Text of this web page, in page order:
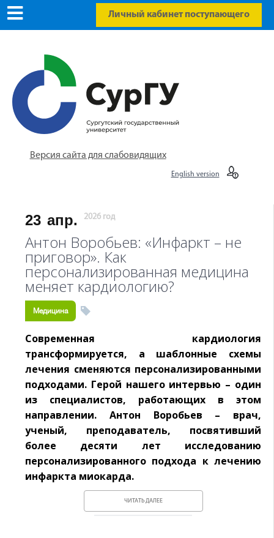
Личный кабинет поступающего
Версия сайта для слабовидящих
English version
23 апр. 2026 год
Антон Воробьев: «Инфаркт – не
приговор». Как
персонализированная медицина
меняет кардиологию?
Медицина
Современная кардиология
трансформируется, а шаблонные схемы
лечения сменяются персонализированными
подходами. Герой нашего интервью – один
из специалистов, работающих в этом
направлении. Антон Воробьев – врач,
ученый, преподаватель, посвятивший
более десяти лет исследованию
персонализированного подхода к лечению
инфаркта миокарда.
ЧИТАТЬ ДАЛЕЕ